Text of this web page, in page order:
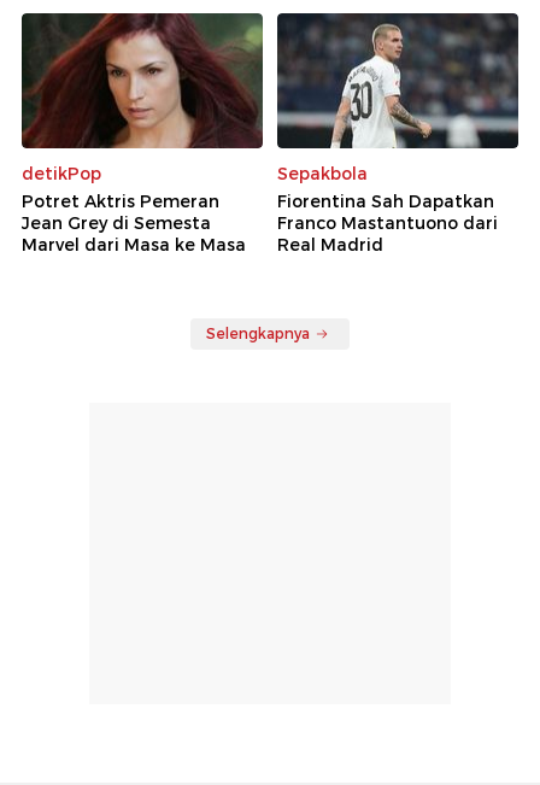
detikPop
Potret Aktris Pemeran
Jean Grey di Semesta
Marvel dari Masa ke Masa
Sepakbola
Fiorentina Sah Dapatkan
Franco Mastantuono dari
Real Madrid
Selengkapnya